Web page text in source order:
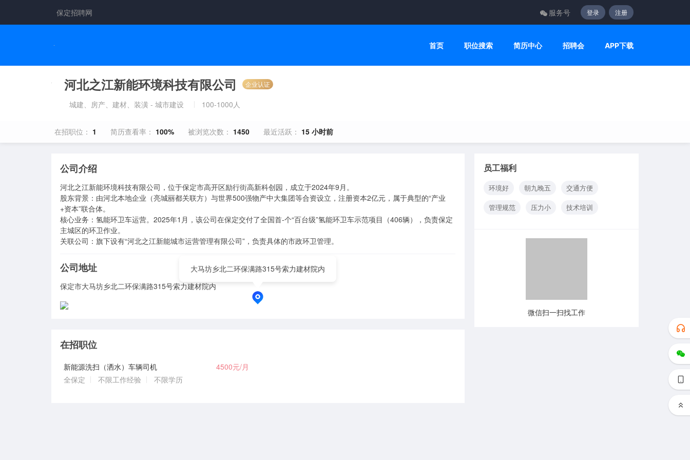
保定招聘网 服务号 登录 注册
首页 职位搜索 简历中心 招聘会 APP下载
河北之江新能环境科技有限公司 企业认证
城建、房产、建材、装潢 - 城市建设 100-1000人
在招职位： 1 简历查看率： 100% 被浏览次数： 1450 最近活跃： 15 小时前
公司介绍
河北之江新能环境科技有限公司，位于保定市高开区励行街高新科创园，成立于2024年9月。
股东背景：由河北本地企业（亮城丽都关联方）与世界500强物产中大集团等合资设立，注册资本2亿元，属于典型的“产业
+资本”联合体。
核心业务：氢能环卫车运营。2025年1月，该公司在保定交付了全国首-个“百台级”氢能环卫车示范项目（406辆），负责保定
主城区的环卫作业。
关联公司：旗下设有“河北之江新能城市运营管理有限公司”，负责具体的市政环卫管理。
公司地址
保定市大马坊乡北二环保满路315号索力建材院内
大马坊乡北二环保满路315号索力建材院内
在招职位
新能源洗扫（洒水）车辆司机
4500元/月
全保定
不限工作经验 不限学历
员工福利
环境好 朝九晚五
交通方便
管理规范
压力小 技术培训
微信扫一扫找工作